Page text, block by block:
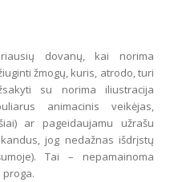
dovanų, kai norima
žmogų, kuris, atrodo, turi
su norima iliustracija
animacinis veikėjas,
ar pageidaujamu užrašu
jog nedažnas išdrįstų
Tai – nepamainoma